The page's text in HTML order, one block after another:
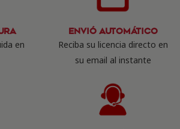
en
Envió Automático
Reciba su licencia directo en
su email al instante